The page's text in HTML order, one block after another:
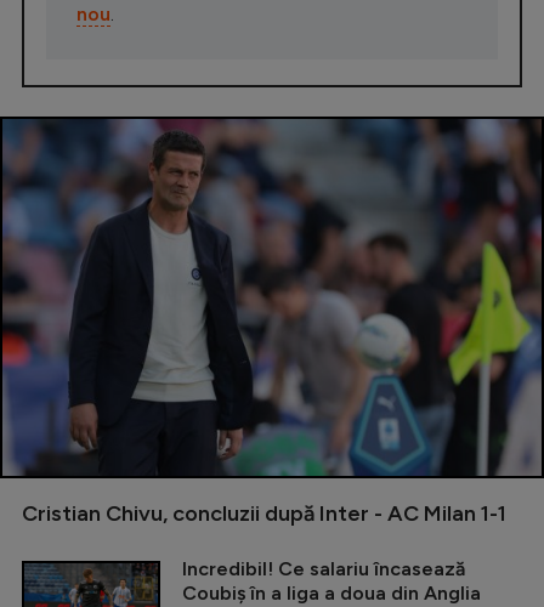
nou.
Cristian Chivu, concluzii după Inter - AC Milan 1-1
Incredibil! Ce salariu încasează
Coubiș în a liga a doua din Anglia